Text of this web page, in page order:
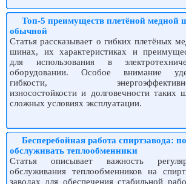
Топ-5 преимуществ плетёной медной
обычной
Статья рассказывает о гибких плетёных
шинах, их характеристиках и
для использования в
оборудовании. Особое внимание
гибкости,
износостойкости и долговечности таких
сложных условиях эксплуатации.
Бесперебойная работа спиртзавода:
обслуживать теплообменники
Статья описывает важность
обслуживания теплообменников на
заводах для обеспечения стабильной